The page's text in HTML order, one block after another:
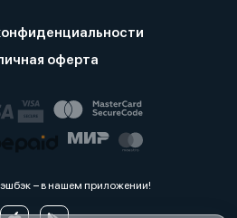
оферта
− в нашем приложении!